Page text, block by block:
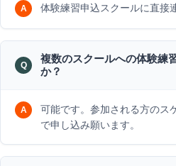
体験練習申込スクールに直接
複数のスクールへの体験練
か？
可能です。参加される方のス
で申し込み願います。